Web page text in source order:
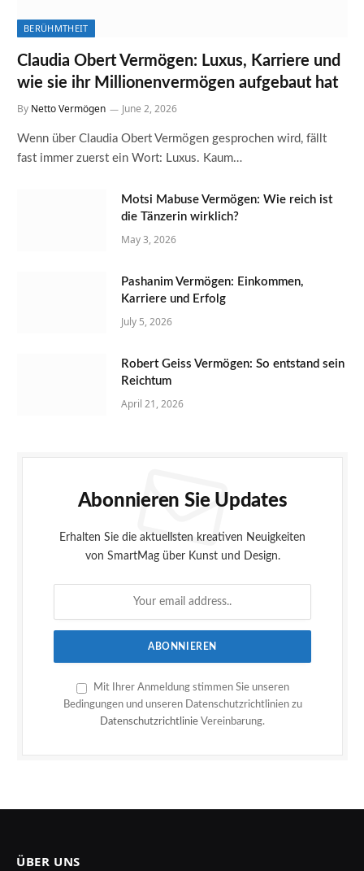
BERÜHMTHEIT
Claudia Obert Vermögen: Luxus, Karriere und
wie sie ihr Millionenvermögen aufgebaut hat
By Netto Vermögen June 2, 2026
Wenn über Claudia Obert Vermögen gesprochen wird, fällt
fast immer zuerst ein Wort: Luxus. Kaum…
Motsi Mabuse Vermögen: Wie reich ist
die Tänzerin wirklich?
May 3, 2026
Pashanim Vermögen: Einkommen,
Karriere und Erfolg
July 5, 2026
Robert Geiss Vermögen: So entstand sein
Reichtum
April 21, 2026
Abonnieren Sie Updates
Erhalten Sie die aktuellsten kreativen Neuigkeiten
von SmartMag über Kunst und Design.
Mit Ihrer Anmeldung stimmen Sie unseren
Bedingungen und unseren Datenschutzrichtlinien zu
Datenschutzrichtlinie Vereinbarung.
ÜBER UNS